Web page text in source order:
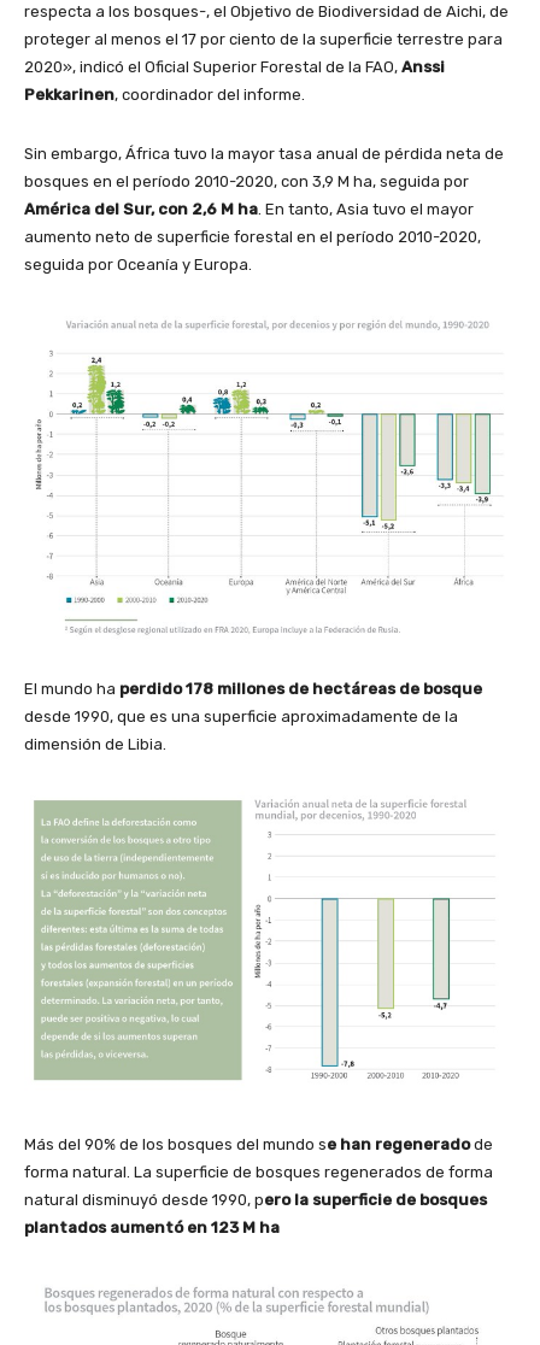
respecta a los bosques-, el Objetivo de Biodiversidad de Aichi, de
proteger al menos el 17 por ciento de la superficie terrestre para
2020», indicó el Oficial Superior Forestal de la FAO, Anssi
Pekkarinen, coordinador del informe.
Sin embargo, África tuvo la mayor tasa anual de pérdida neta de
bosques en el período 2010-2020, con 3,9 M ha, seguida por
América del Sur, con 2,6 M ha . En tanto, Asia tuvo el mayor
aumento neto de superficie forestal en el período 2010-2020,
seguida por Oceanía y Europa.
El mundo ha perdido 178 millones de hectáreas de bosque
desde 1990, que es una superficie aproximadamente de la
dimensión de Libia.
Más del 90% de los bosques del mundo se han regeneradode
forma natural. La superficie de bosques regenerados de forma
natural disminuyó desde 1990, pero la superficie de bosques
plantados aumentó en 123 M ha